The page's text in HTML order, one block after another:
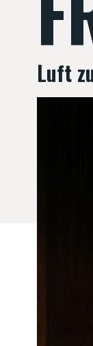
Luft